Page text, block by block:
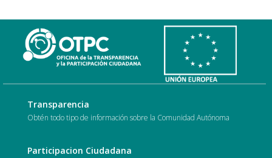
Transparencia
Obtén todo tipo de información sobre la Comunidad Autónoma
Participacion Ciudadana